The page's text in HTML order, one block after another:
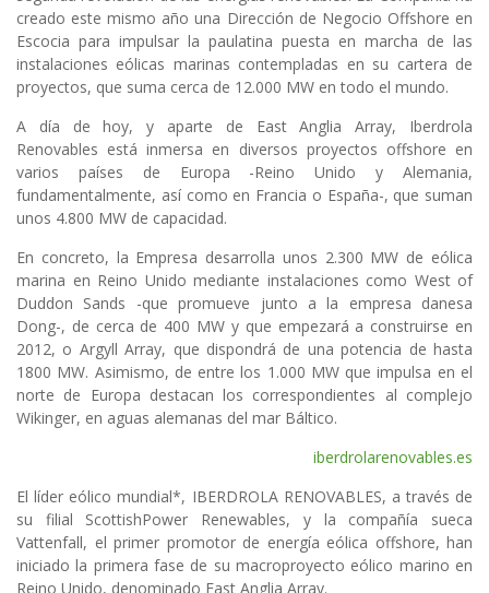
creado este mismo año una Dirección de Negocio Offshore en
Escocia para impulsar la paulatina puesta en marcha de las
instalaciones eólicas marinas contempladas en su cartera de
proyectos, que suma cerca de 12.000 MW en todo el mundo.
A día de hoy, y aparte de East Anglia Array, Iberdrola
Renovables está inmersa en diversos proyectos offshore en
varios países de Europa -Reino Unido y Alemania,
fundamentalmente, así como en Francia o España-, que suman
unos 4.800 MW de capacidad.
En concreto, la Empresa desarrolla unos 2.300 MW de eólica
marina en Reino Unido mediante instalaciones como West of
Duddon Sands -que promueve junto a la empresa danesa
Dong-, de cerca de 400 MW y que empezará a construirse en
2012, o Argyll Array, que dispondrá de una potencia de hasta
1800 MW. Asimismo, de entre los 1.000 MW que impulsa en el
norte de Europa destacan los correspondientes al complejo
Wikinger, en aguas alemanas del mar Báltico.
iberdrolarenovables.es
El líder eólico mundial*, IBERDROLA RENOVABLES, a través de
su filial ScottishPower Renewables, y la compañía sueca
Vattenfall, el primer promotor de energía eólica offshore, han
iniciado la primera fase de su macroproyecto eólico marino en
Reino Unido, denominado East Anglia Array.